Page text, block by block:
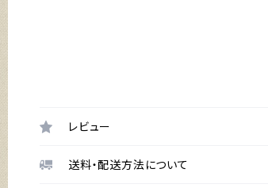
レビュー
送料・配送方法について